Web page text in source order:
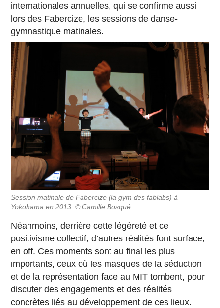
internationales annuelles, qui se confirme aussi
lors des Fabercize, les sessions de danse-
gymnastique matinales.
Session matinale de Fabercize (la gym des fablabs) à
Yokohama en 2013. © Camille Bosqué
Néanmoins, derrière cette légèreté et ce
positivisme collectif, d’autres réalités font surface,
en off. Ces moments sont au final les plus
importants, ceux où les masques de la séduction
et de la représentation face au MIT tombent, pour
discuter des engagements et des réalités
concrètes liés au développement de ces lieux.